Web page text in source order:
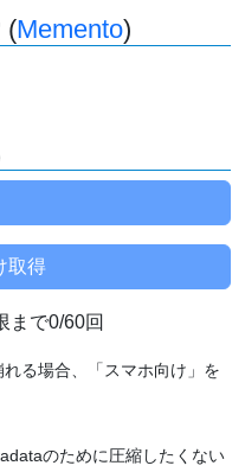
(Memento)
まで0/60回
る場合、「スマホ向け」を
のために圧縮したくない